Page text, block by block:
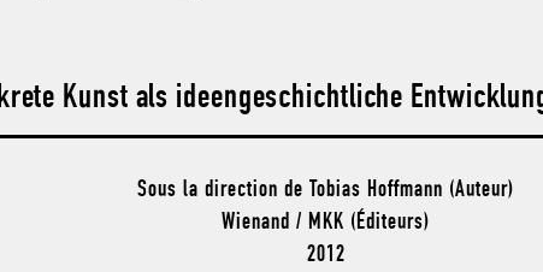
Kunst als ideengeschichtliche
Sous la direction de Tobias Hoffmann (Auteur)
Wienand / MKK (Éditeurs)
2012